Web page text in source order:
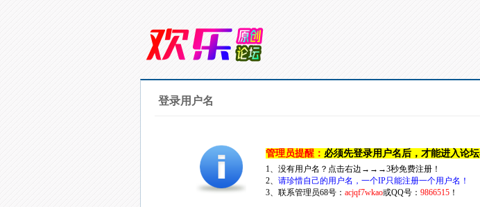
登录用户名
管理员提醒： 必须先登录用户名后，才能进入论坛
1、没有用户名？点击右边→→→3秒免费注册！
2、 请珍惜自己的用户名，一个IP只能注册一个用户名！
3、联系管理员68号： acjqf7wkao或QQ号： 9866515！